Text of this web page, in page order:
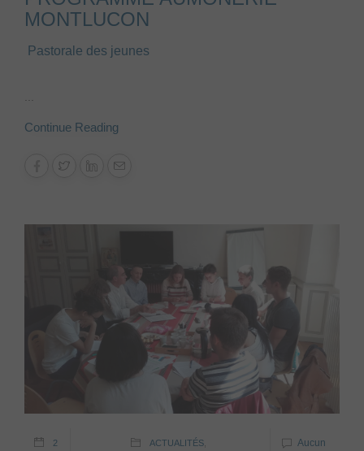
MONTLUCON
Pastorale des jeunes
Continue Reading
2
ACTUALITÉS
Aucun